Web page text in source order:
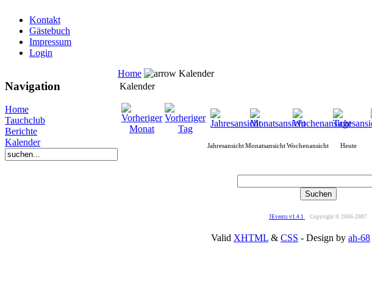
Kontakt
Gästebuch
Impressum
Login
Navigation
Home
Tauchclub
Berichte
Kalender
Home
Kalender
Kalender
JahresansichtMonatsansichtWochenansicht Heute
JEvents v1.4.1 Copyright © 2006-2007
Valid XHTML & CSS - Design by ah-68